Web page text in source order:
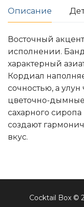
Описание
Восточный
исполнении.
характерный
Кордиал
сочностью, а
цветочно-дымные
сахарного
создают
вкус.
Cocktail Box ©